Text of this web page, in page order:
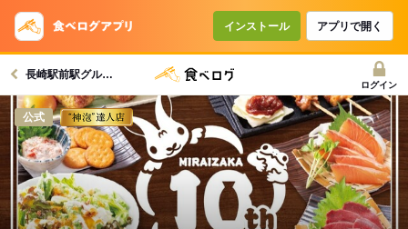
インストール アプリで開く
長崎駅前駅グルメへ
ログイン
公式
コースで使えるクーポン
戻る
クーポンを利用せず予約する